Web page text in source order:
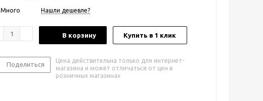
Много Нашли дешевле?
В корзину Купить в 1 клик
Поделиться
Цена действительна только для интернет-
магазина и может отличаться от цен в
розничных магазинах